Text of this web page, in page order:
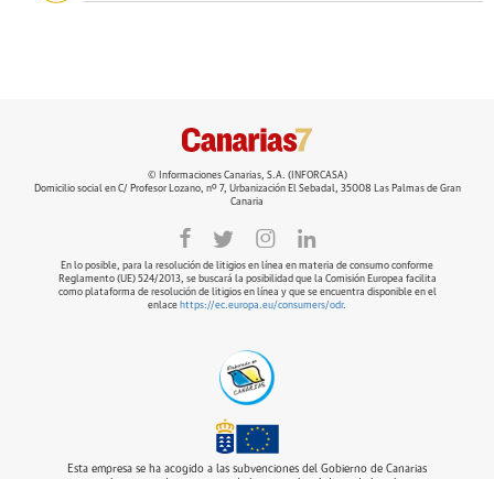
© Informaciones Canarias, S.A. (INFORCASA)
Domicilio social en C/ Profesor Lozano, nº 7, Urbanización El Sebadal, 35008 Las Palmas de Gran
Canaria
En lo posible, para la resolución de litigios en línea en materia de consumo conforme
Reglamento (UE) 524/2013, se buscará la posibilidad que la Comisión Europea facilita
como plataforma de resolución de litigios en línea y que se encuentra disponible en el
enlace https://ec.europa.eu/consumers/odr.
Esta empresa se ha acogido a las subvenciones del Gobierno de Canarias